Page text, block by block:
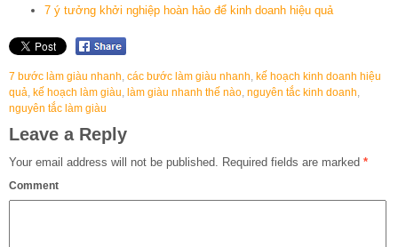
7 ý tưởng khởi nghiệp hoàn hảo để kinh doanh hiệu quả
7 bước làm giàu nhanh, các bước làm giàu nhanh, kế hoạch kinh doanh hiệu
quả, kế hoạch làm giàu, làm giàu nhanh thế nào, nguyên tắc kinh doanh,
nguyên tắc làm giàu
Leave a Reply
Your email address will not be published. Required fields are marked *
Comment